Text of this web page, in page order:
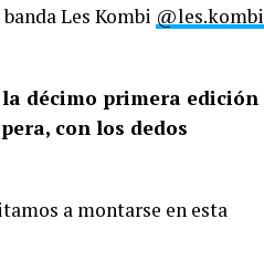
Les Kombi @les.kombi
décimo primera edición
con los dedos
a montarse en esta